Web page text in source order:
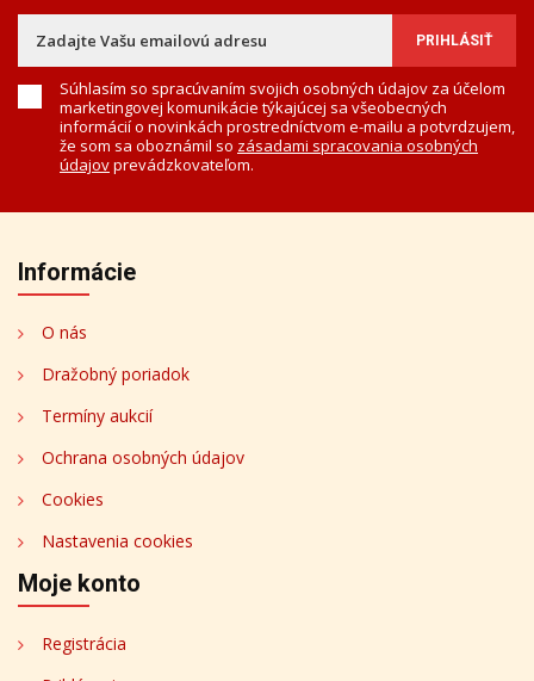
Súhlasím so spracúvaním svojich osobných údajov za účelom
marketingovej komunikácie týkajúcej sa všeobecných
informácií o novinkách prostredníctvom e-mailu a potvrdzujem,
že som sa oboznámil so zásadami spracovania osobných
údajovprevádzkovateľom.
Informácie
O nás
Dražobný poriadok
Termíny aukcií
Ochrana osobných údajov
Cookies
Nastavenia cookies
Moje konto
Registrácia